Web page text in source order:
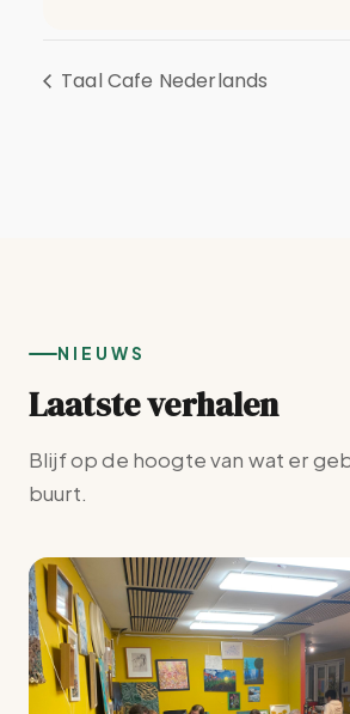
Taal Cafe Nederlands
NIEUWS
Laatste verhalen
Blijf op de hoogte van wat er
buurt.